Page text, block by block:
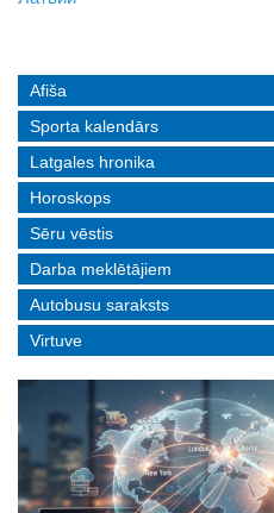
Afiša
Sporta kalendārs
Latgales hronika
Horoskops
Sēru vēstis
Darba meklētājiem
Autobusu saraksts
Virtuve